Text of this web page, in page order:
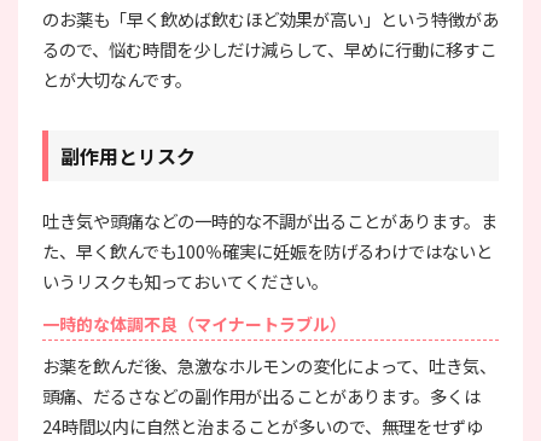
のお薬も「早く飲めば飲むほど効果が高い」という特徴があ
るので、悩む時間を少しだけ減らして、早めに行動に移すこ
とが大切なんです。
副作用とリスク
吐き気や頭痛などの一時的な不調が出ることがあります。ま
た、早く飲んでも100％確実に妊娠を防げるわけではないと
いうリスクも知っておいてください。
一時的な体調不良（マイナートラブル）
お薬を飲んだ後、急激なホルモンの変化によって、吐き気、
頭痛、だるさなどの副作用が出ることがあります。多くは
24時間以内に自然と治まることが多いので、無理をせずゆ